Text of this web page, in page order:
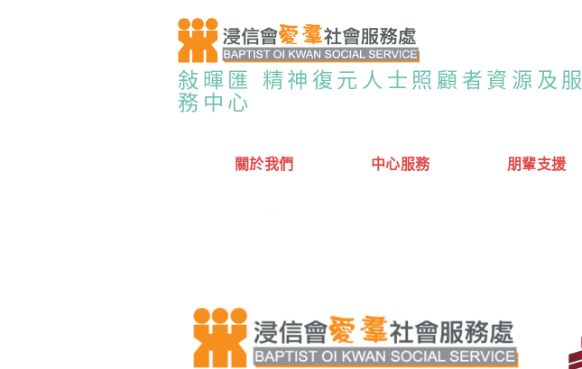
敍暉匯 精神復元人士照顧者資源及服
務中心
關於我們 中心服務 朋輩支援